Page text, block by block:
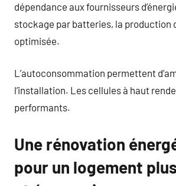
dépendance aux fournisseurs
stockage par batteries, la production
optimisée.
L’autoconsommation permettent
l’installation. Les cellules à haut
performants.
Une rénovation
pour un logement